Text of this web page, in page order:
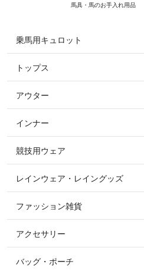
馬具・馬のお手入れ用品
乗馬用キュロット
すべてのキュロット
フルグリップ・尻革 キュロット
ニーグリップ・膝革 キュロット
トップス
すべてのトップス
ポロシャツ
カットソー・Tシャツ・タンク
パーカー・トレーナー・スウ
ニット・セーター
アウター
すべてのアウター
コート
ジャケット・ブルゾン
その他 アウター
インナー
競技用ウェア
すべての競技用ウェア
ショージャケット
ショーシャツ
レインウェア・レイングッズ
ファッション雑貨
すべてのファッション雑貨
ソックス
アクセサリー
すべてのアクセサリー
バッグ・ポーチ